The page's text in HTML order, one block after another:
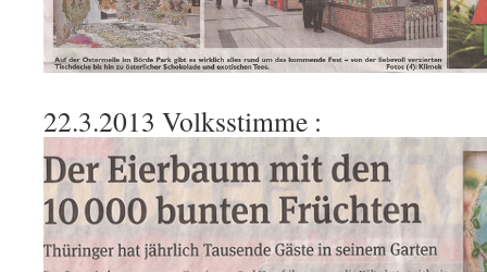
22.3.2013 Volksstimme :